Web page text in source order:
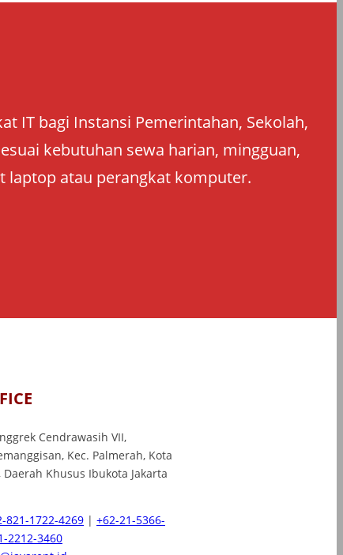
IT bagi Instansi Pemerintahan, Sekolah,
kebutuhan sewa harian, mingguan,
laptop atau perangkat komputer.
Cendrawasih VII,
Kec. Palmerah, Kota
Daerah Khusus Ibukota Jakarta
821-1722-4269 | +62-21-5366-
2212-3460